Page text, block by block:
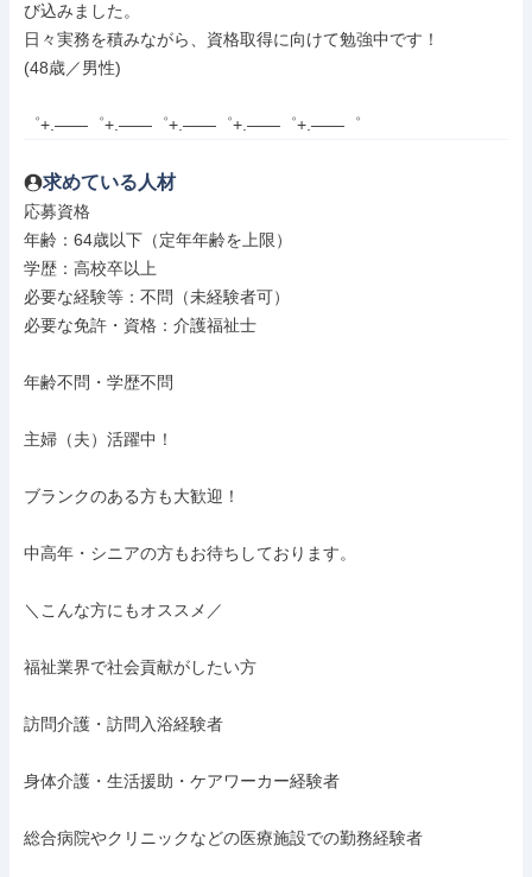
び込みました。
日々実務を積みながら、資格取得に向けて勉強中です！
(48歳／男性)
゜+.――゜+.――゜+.――゜+.――゜+.――゜
求めている人材
応募資格
年齢：64歳以下（定年年齢を上限）
学歴：高校卒以上
必要な経験等：不問（未経験者可）
必要な免許・資格：介護福祉士
年齢不問・学歴不問
主婦（夫）活躍中！
ブランクのある方も大歓迎！
中高年・シニアの方もお待ちしております。
＼こんな方にもオススメ／
福祉業界で社会貢献がしたい方
訪問介護・訪問入浴経験者
身体介護・生活援助・ケアワーカー経験者
総合病院やクリニックなどの医療施設での勤務経験者